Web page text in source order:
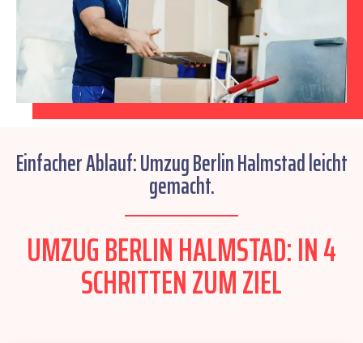
Einfacher Ablauf: Umzug Berlin Halmstad leicht
gemacht.
UMZUG BERLIN HALMSTAD: IN 4
SCHRITTEN ZUM ZIEL